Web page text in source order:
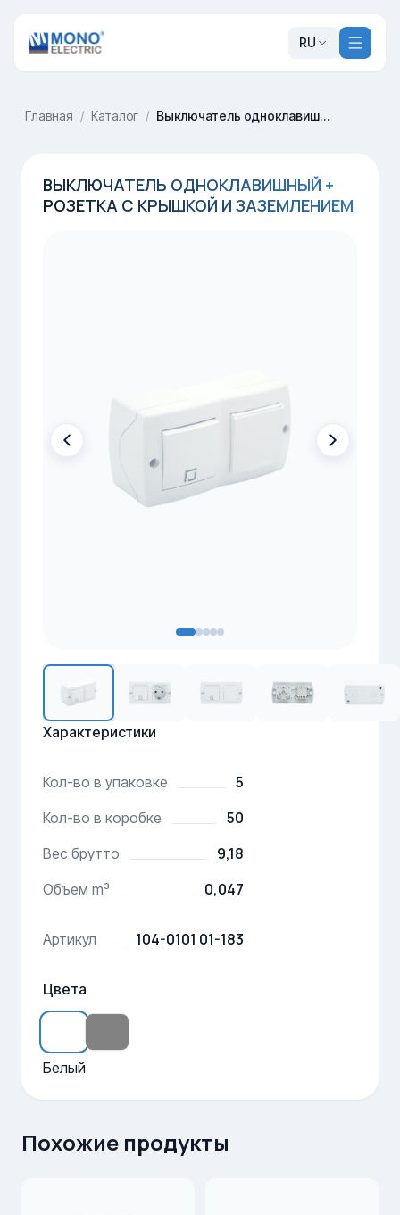
RU
Главная / Каталог / Выключатель одноклавишный + розетка с крышкой и заземлением
ВЫКЛЮЧАТЕЛЬ ОДНОКЛАВИШНЫЙ +
РОЗЕТКА С КРЫШКОЙ И ЗАЗЕМЛЕНИЕМ
Характеристики
Кол-во в упаковке 5
Кол-во в коробке 50
Вес брутто 9,18
Объем m³ 0,047
Артикул 104-0101 01-183
Цвета
Белый
Похожие продукты